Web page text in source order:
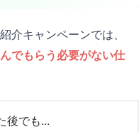
介キャンペーンでは、
でもらう必要がない仕
後でも...